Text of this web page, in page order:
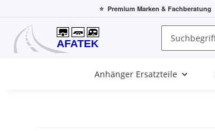
⭐ Premium Marken & Fachberatung
Anhänger Ersatzteile